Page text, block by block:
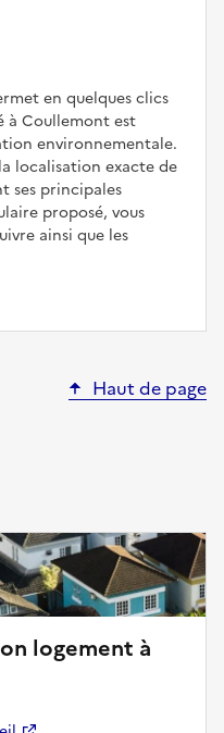
en quelques clics
à Coullemont est
environnementale.
localisation exacte de
ses principales
proposé, vous
ainsi que les
Haut de page
logement à